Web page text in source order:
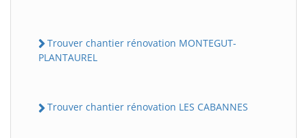
Trouver chantier rénovation MONTEGUT-
PLANTAUREL
Trouver chantier rénovation LES CABANNES